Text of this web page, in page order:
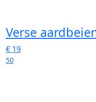
Verse
€ 19
50